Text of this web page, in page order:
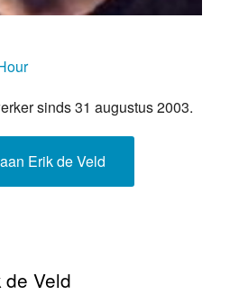
sinds 31 augustus 2003.
Erik de Veld
Veld